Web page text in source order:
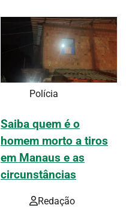
Polícia
Saiba quem é o
homem morto a tiros
em Manaus e as
circunstâncias
Redação